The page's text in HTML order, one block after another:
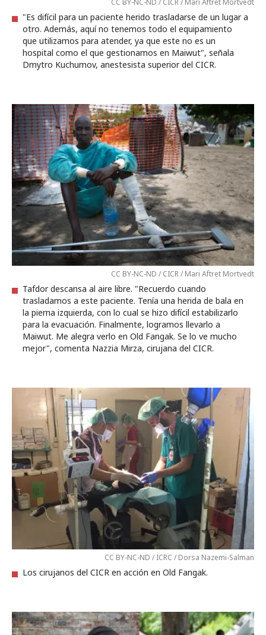
CC BY-NC-ND / CICR / Mari Aftret Mortvedt
"Es difícil para un paciente herido trasladarse de un lugar a
otro. Además, aquí no tenemos todo el equipamiento
que utilizamos para atender, ya que este no es un
hospital como el que gestionamos en Maiwut", señala
Dmytro Kuchumov, anestesista superior del CICR.
CC BY-NC-ND / CICR / Mari Aftret Mortvedt
Tafdor descansa al aire libre. "Recuerdo cuando
trasladamos a este paciente. Tenía una herida de bala en
la pierna izquierda, con lo cual se hizo difícil estabilizarlo
para la evacuación. Finalmente, logramos llevarlo a
Maiwut. Me alegra verlo en Old Fangak. Se lo ve mucho
mejor", comenta Nazzia Mirza, cirujana del CICR.
CC BY-NC-ND / ICRC / Dorsa Nazemi-Salman
Los cirujanos del CICR en acción en Old Fangak.